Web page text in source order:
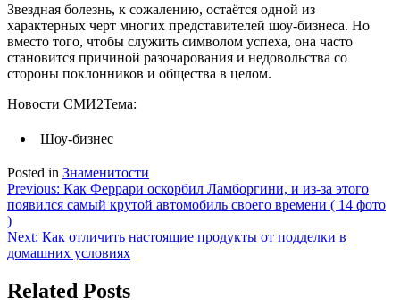
Звездная болезнь, к сожалению, остаётся одной из
характерных черт многих представителей шоу-бизнеса. Но
вместо того, чтобы служить символом успеха, она часто
становится причиной разочарования и недовольства со
стороны поклонников и общества в целом.
Новости СМИ2Тема:
Шоу-бизнес
Posted in Знаменитости
Навигация
по
записям
Previous: Как Феррари оскорбил Ламборгини, и из-за этого
появился самый крутой автомобиль своего времени ( 14 фото
)
Next: Как отличить настоящие продукты от подделки в
домашних условиях
Related Posts